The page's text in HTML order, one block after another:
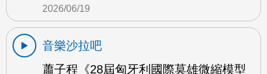
2026/06/19
音樂沙拉吧
蕭子程《28屆匈牙利國際莫雄微縮模型